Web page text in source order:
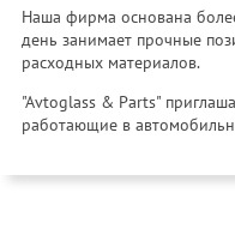
Наша фирма основана
день занимает прочные
расходных материалов.
"Avtoglass & Parts"
работающие в